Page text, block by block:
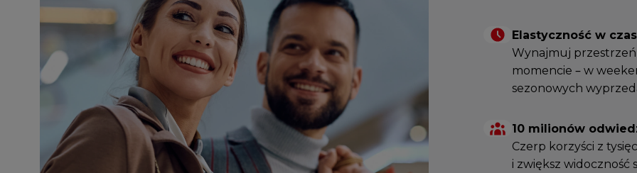
Elastyczność w
Wynajmuj przestrzeń
momencie – w
sezonowych
10 milionów
Czerp korzyści z
i zwiększ